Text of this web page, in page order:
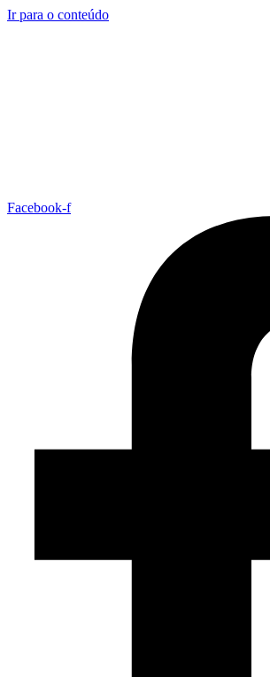
Ir para o conteúdo
Facebook-f